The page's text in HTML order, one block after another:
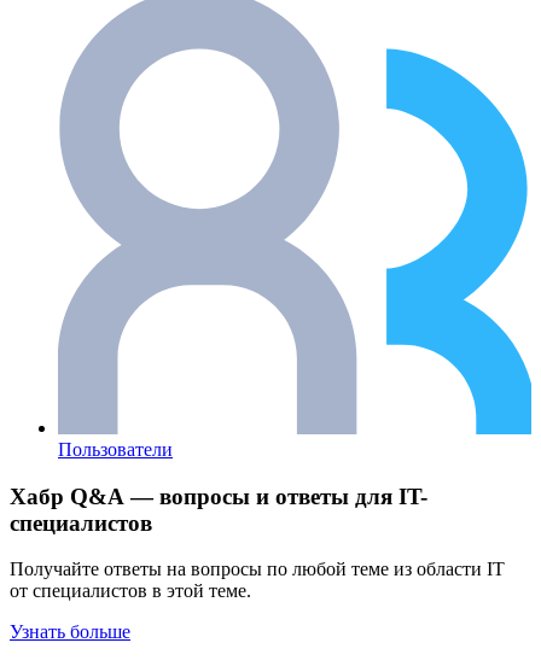
Пользователи
Хабр Q&A — вопросы и ответы для IT-
специалистов
Получайте ответы на вопросы по любой теме из области IT
от специалистов в этой теме.
Узнать больше